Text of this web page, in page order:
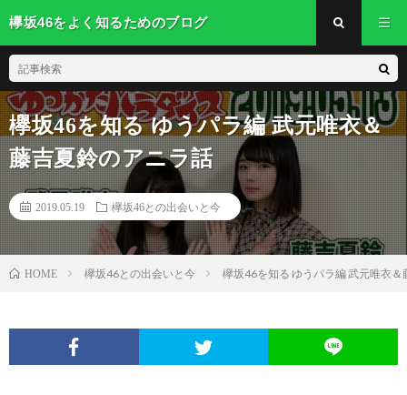
欅坂46をよく知るためのブログ
欅坂46を知る ゆうパラ編 武元唯衣＆
藤吉夏鈴のアニラ話
2019.05.19 欅坂46との出会いと今
HOME 欅坂46との出会いと今 欅坂46を知る ゆうパラ編 武元唯衣